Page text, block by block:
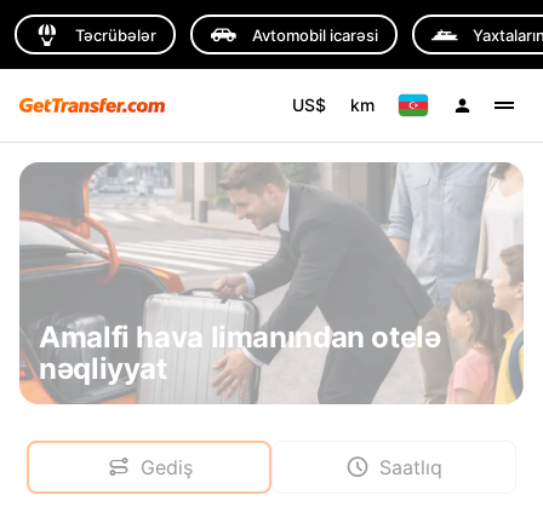
Təcrübələr Avtomobil icarəsi
US$ km
Amalfi hava limanından otelə
nəqliyyat
Gediş Saatlıq